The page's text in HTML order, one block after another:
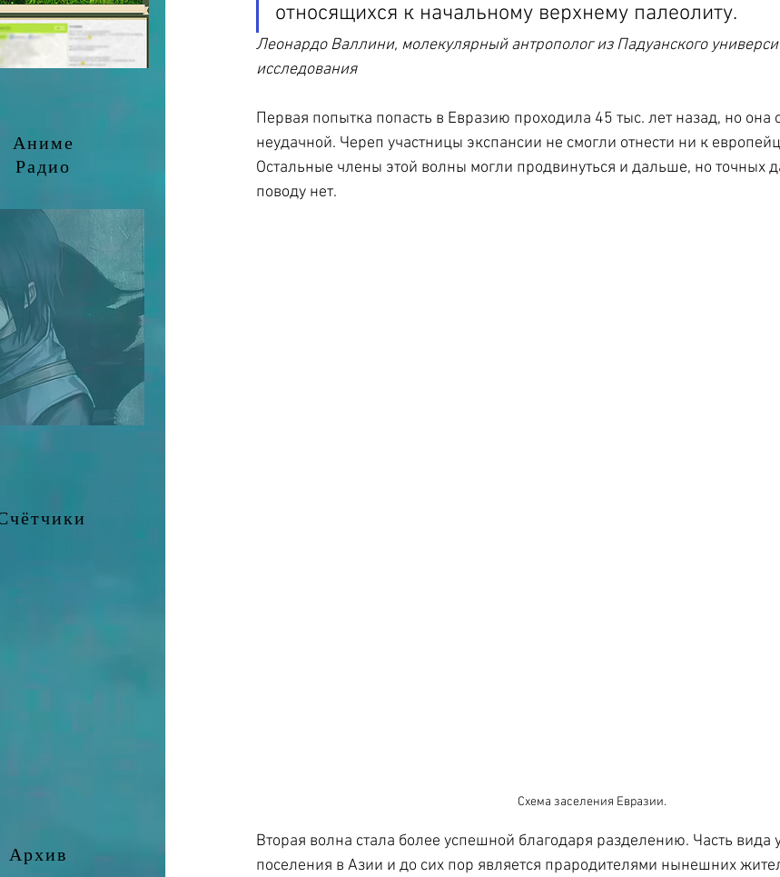
Архив
относящихся к начальному верхнему палеолиту.
Леонардо Валлини, молекулярный антрополог из Падуанского
исследования
Первая попытка попасть в Евразию проходила 45 тыс. лет назад, но она
неудачной. Череп участницы экспансии не смогли отнести ни к
Остальные члены этой волны могли продвинуться и дальше, но точных
поводу нет.
Схема заселения Евразии.
Вторая волна стала более успешной благодаря разделению. Часть вида
поселения в Азии и до сих пор является прародителями нынешних
Аниме
Радио